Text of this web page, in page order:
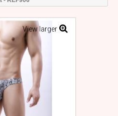
View larger